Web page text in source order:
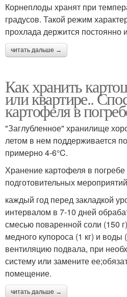
Корнеплоды хранят при
градусов. Такой режим
прохлада держится постоянно
читать дальше →
Как хранить
или квартире..
картофеля в
"Заглубленное" хранилище
летом в нем поддерживается
примерно 4-6°C.
Хранение картофеля в погребе
подготовительных
каждый год перед закладкой
интервалом в 7-10 дней
смесью поваренной соли (150
медного купороса (1 кг) и воды
вентиляцию подвала, при
систему или замените
помещение.
читать дальше →